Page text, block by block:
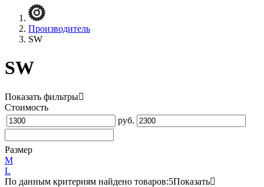
Производитель
SW
SW
Показать фильтры
Стоимость
руб.
Размер
M
L
По данным критериям найдено товаров:5Показать